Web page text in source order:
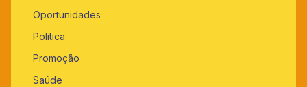
Oportunidades
Politica
Promoção
Saúde